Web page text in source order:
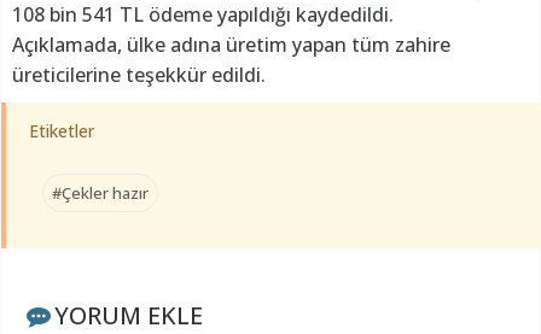
108 bin 541 TL ödeme yapıldığı kaydedildi.
Açıklamada, ülke adına üretim yapan tüm zahire
üreticilerine teşekkür edildi.
Etiketler
#Çekler hazır
YORUM EKLE